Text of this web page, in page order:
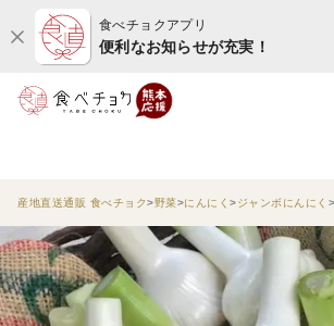
食べチョクアプリ
便利なお知らせが充実！
産地直送通販 食べチョク 野菜 にんにく ジャンボにんにく